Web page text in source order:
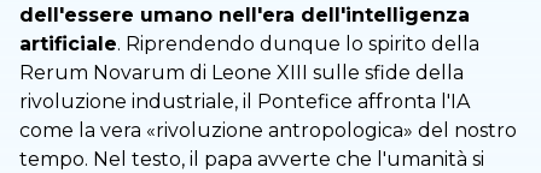
dell'essere umano nell'era dell'intelligenza
artificiale. Riprendendo dunque lo spirito della
Rerum Novarum di Leone XIII sulle sfide della
rivoluzione industriale, il Pontefice affronta l'IA
come la vera «rivoluzione antropologica» del nostro
tempo. Nel testo, il papa avverte che l'umanità si